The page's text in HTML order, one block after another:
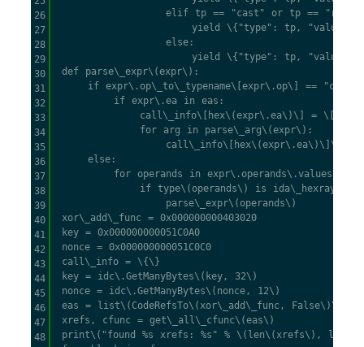
elif tp == "cast" or tp == "ref":
yield \{"type": tp, "value":
else:
yield \{"type": tp, "value":
def parse\_expr\(expr\):
if expr\.op\_to\_typename\[expr\.op\] == "call":
if expr\.ea in eas:
call\_info\[hex\(expr\.ea\)\] = \[\]
for arg in parse\_arg\(expr\):
else:
for operands in expr\.operands\.values\(\):
if type\(operands\) is
parse\_expr\(operands\)
xor\_add\_func = 0x000000000403020
key = 0x000000000051C0A0
nonce = 0x000000000051C0C0
call\_info = \{\}
key = idc\.GetManyBytes\(key, 32\)
nonce = idc\.GetManyBytes\(nonce, 12\)
eas = list\(CodeRefsTo\(xor\_add\_func, False\)\)
xrefs, cfunc = get\_all\_cfunc\(eas\)
print\("found %s xrefs: %s" % \(len\(xrefs\),
26
27
28
29
30
31
32
33
34
35
36
37
38
39
40
41
42
43
44
45
46
47
48